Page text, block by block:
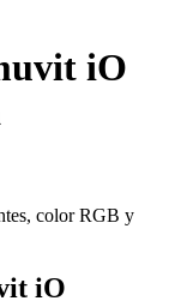
iO
color RGB y
iO